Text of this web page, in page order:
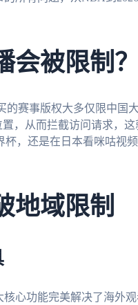
被限制？
的赛事版权大多仅限中国
，从而拦截访问请求，
，还是在日本看咪咕视
地域限制
心功能完美解决了海外